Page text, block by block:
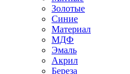
Золотые
Синие
Материал
МДФ
Эмаль
Акрил
Береза